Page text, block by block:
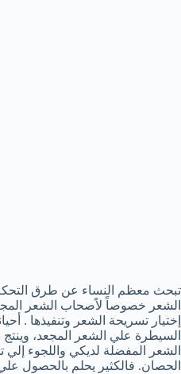
تبحث معظم النساء عن طرق
الشعر خصوصاً لاًصحاب الشعر
إختيار تسريحة الشعر وتنفيذها .
السيطرة علي الشعر المجعد،
الشعر المفضلة لديكي واللجوء إلي
الحصان. فالكثير يحلم بالحصول